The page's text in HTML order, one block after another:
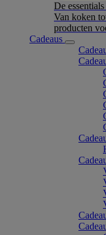
De
Van koken
producten
Cadeaus